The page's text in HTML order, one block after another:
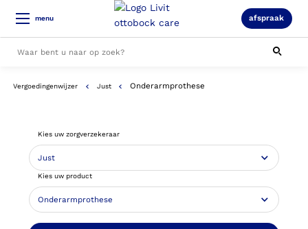
menu afspraak
Alle resultaten
Vergoedingenwijzer Just Onderarmprothese
Kies uw zorgverzekeraar
Kies uw product